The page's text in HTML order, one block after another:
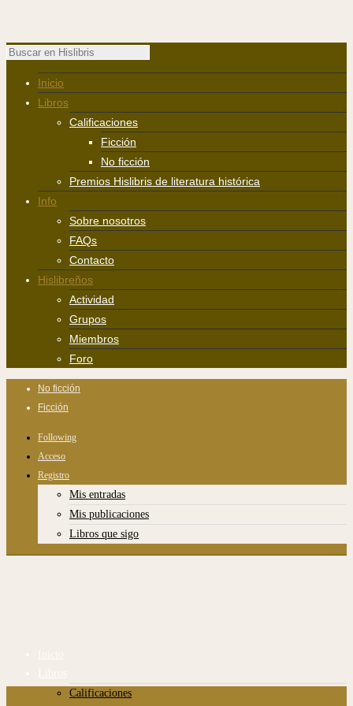
Inicio
Libros
Calificaciones
Ficción
No ficción
Premios Hislibris de literatura histórica
Info
Sobre nosotros
FAQs
Contacto
Hislibreños
Actividad
Grupos
Miembros
Foro
No ficción
Ficción
Following
Acceso
Registro
Mis entradas
Mis publicaciones
Libros que sigo
Inicio
Libros
Calificaciones